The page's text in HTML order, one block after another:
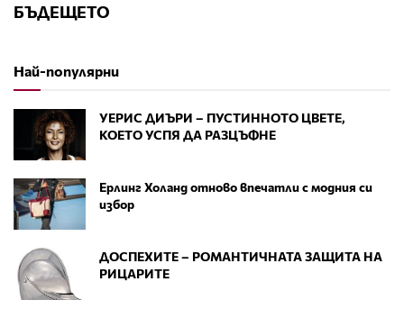
БЪДЕЩЕТО
Най-популярни
УЕРИС ДИЪРИ – ПУСТИННОТО ЦВЕТЕ,
КОЕТО УСПЯ ДА РАЗЦЪФНЕ
Ерлинг Холанд отново впечатли с модния си
избор
ДОСПЕХИТЕ – РОМАНТИЧНАТА ЗАЩИТА НА
РИЦАРИТЕ